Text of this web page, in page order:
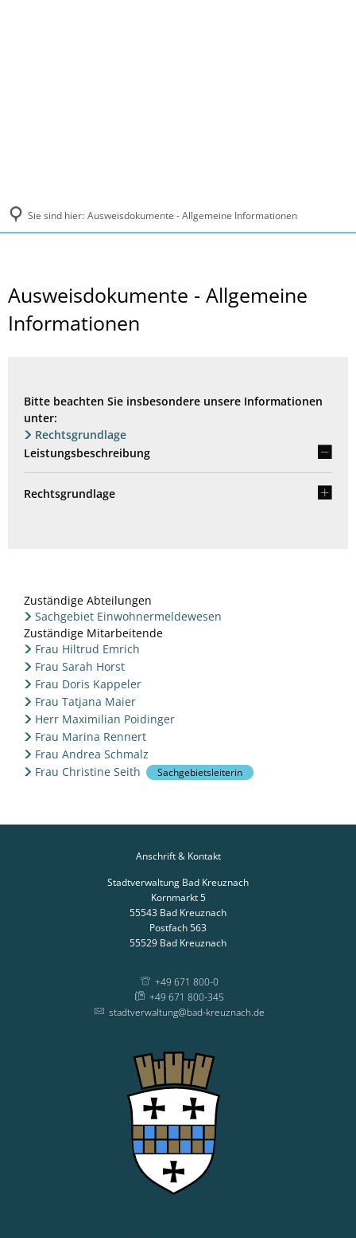
Sie sind hier: Ausweisdokumente - Allgemeine Informationen
Ausweisdokumente - Allgemeine
Informationen
Bitte beachten Sie insbesondere unsere Informationen
unter:
Rechtsgrundlage
Leistungsbeschreibung
Rechtsgrundlage
Zuständige Abteilungen
Sachgebiet Einwohnermeldewesen
Zuständige Mitarbeitende
Frau Hiltrud Emrich
Frau Sarah Horst
Frau Doris Kappeler
Frau Tatjana Maier
Herr Maximilian Poidinger
Frau Marina Rennert
Frau Andrea Schmalz
Frau Christine Seith
Sachgebietsleiterin
Anschrift & Kontakt
Stadtverwaltung Bad Kreuznach
Kornmarkt 5
55543 Bad Kreuznach
Postfach 563
55529 Bad Kreuznach
+49 671 800-0
+49 671 800-345
stadtverwaltung@bad-kreuznach.de